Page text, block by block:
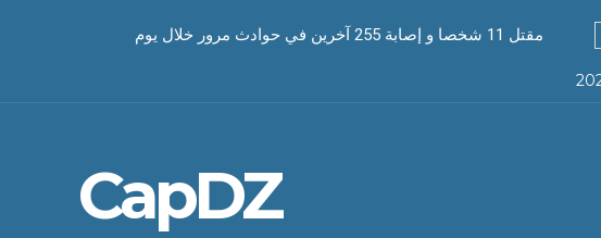
مقتل 11 شخصا و إصابة 255 آخرين في حوادث مرور خلال يوم
CapDZ